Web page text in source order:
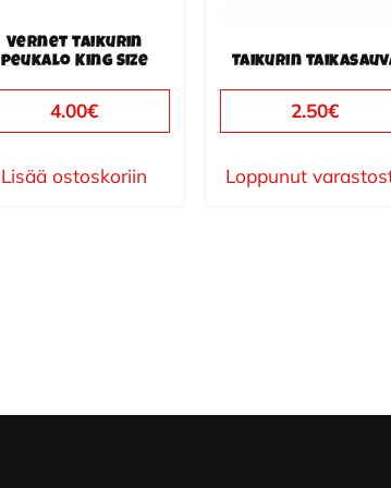
Vernet taikurin
peukalo King Size
4.00€
Lisää ostoskoriin
Taikurin
2.50€
Loppunut